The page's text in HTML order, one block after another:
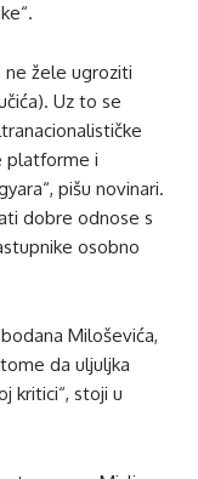
ne žele ugroziti
Uz to se
platforme i
pišu novinari.
dobre odnose s
osobno
Miloševića,
da uljuljka
kritici“, stoji u